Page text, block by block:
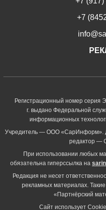
+7
Регистрационный номер
г. выдано Федеральной
информационных
Учредитель — ООО «СарИнформ».
редактор —
При использовании любых
обязательна гиперссылка на
Редакция не несет
рекламных материалах.
«Партнёрский
Сайт использует